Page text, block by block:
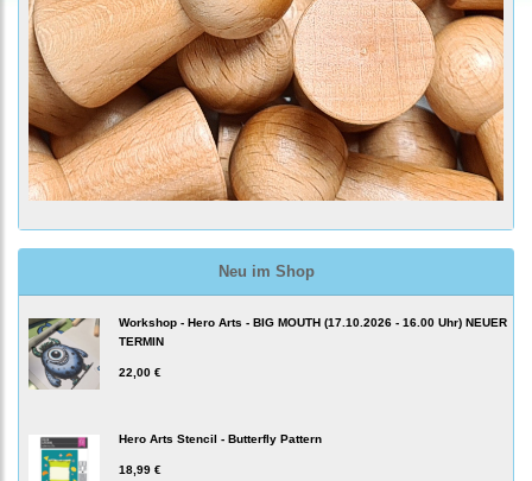
Neu im Shop
Workshop - Hero Arts - BIG MOUTH (17.10.2026 - 16.00 Uhr) NEUER
TERMIN
22,00 €
Hero Arts Stencil - Butterfly Pattern
18,99 €